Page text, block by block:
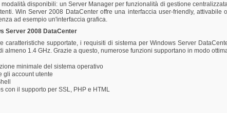
disponibili: un Server Manager per funzionalità di gestione
Win Server 2008 DataCenter offre una interfaccia user-friendly,
ad esempio un'interfaccia grafica.
Server 2008 DataCenter
supportate, i requisiti di sistema per Windows Server
1.4 GHz. Grazie a questo, numerose funzioni supportano in modo
minimale del sistema operativo
gli account utente
con il supporto per SSL, PHP e HTML